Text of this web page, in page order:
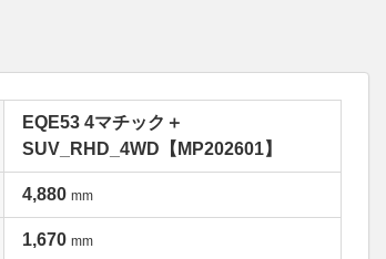
EQE53 4マチック＋
SUV_RHD_4WD【MP202601】
4,880 mm
1,670 mm